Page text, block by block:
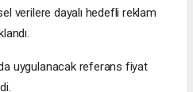
verilere dayalı hedefli reklam
uygulanacak referans fiyat